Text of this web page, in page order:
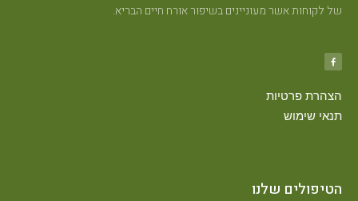
של לקוחות אשר מעוניינים בשיפור אורח חיים הבריא.
הצהרת פרטיות
תנאי שימוש
הטיפולים שלנו